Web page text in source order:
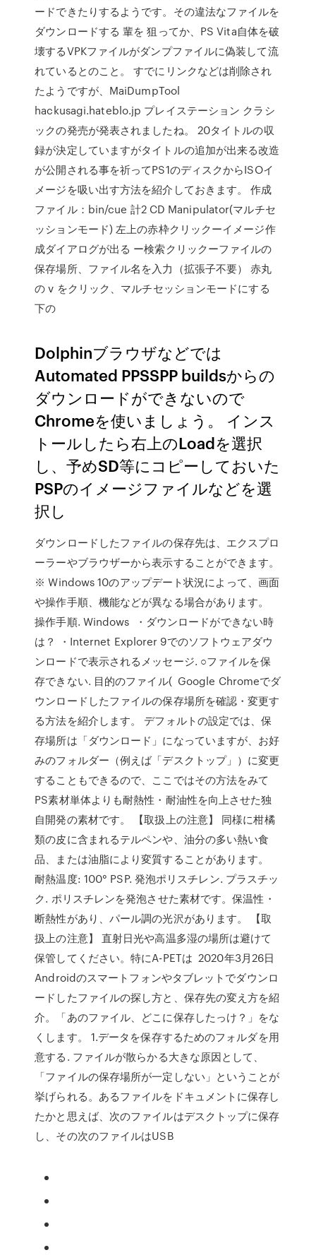
ードできたりするようです。その違法なファイルを
ダウンロードする 輩を 狙ってか、PS Vita自体を破
壊するVPKファイルがダンプファイルに偽装して流
れているとのこと。 すでにリンクなどは削除され
たようですが、MaiDumpTool
hackusagi.hateblo.jp プレイステーション クラシ
ックの発売が発表されましたね。 20タイトルの収
録が決定していますがタイトルの追加が出来る改造
が公開される事を祈ってPS1のディスクからISOイ
メージを吸い出す方法を紹介しておきます。 作成
ファイル：bin/cue 計2 CD Manipulator(マルチセ
ッションモード) 左上の赤枠クリックーイメージ作
成ダイアログが出る ー検索クリックーファイルの
保存場所、ファイル名を入力（拡張子不要） 赤丸
の v をクリック、マルチセッションモードにする
下の
Dolphinブラウザなどでは
Automated PPSSPP buildsからの
ダウンロードができないので
Chromeを使いましょう。 インス
トールしたら右上のLoadを選択
し、予めSD等にコピーしておいた
PSPのイメージファイルなどを選
択し
ダウンロードしたファイルの保存先は、エクスプロ
ーラーやブラウザーから表示することができます。
※ Windows 10のアップデート状況によって、画面
や操作手順、機能などが異なる場合があります。
操作手順. Windows ・ダウンロードができない時
は？ ・Internet Explorer 9でのソフトウェアダウ
ンロードで表示されるメッセージ. ○ファイルを保
存できない. 目的のファイル( Google Chromeでダ
ウンロードしたファイルの保存場所を確認・変更す
る方法を紹介します。 デフォルトの設定では、保
存場所は「ダウンロード」になっていますが、お好
みのフォルダー（例えば「デスクトップ」）に変更
することもできるので、ここではその方法をみて
PS素材単体よりも耐熱性・耐油性を向上させた独
自開発の素材です。 【取扱上の注意】 同様に柑橘
類の皮に含まれるテルペンや、油分の多い熱い食
品、または油脂により変質することがあります。
耐熱温度: 100° PSP. 発泡ポリスチレン. プラスチッ
ク. ポリスチレンを発泡させた素材です。保温性・
断熱性があり、パール調の光沢があります。 【取
扱上の注意】 直射日光や高温多湿の場所は避けて
保管してください。特にA-PETは 2020年3月26日
Androidのスマートフォンやタブレットでダウンロ
ードしたファイルの探し方と、保存先の変え方を紹
介。「あのファイル、どこに保存したっけ？」をな
くします。 1.データを保存するためのフォルダを用
意する. ファイルが散らかる大きな原因として、
「ファイルの保存場所が一定しない」ということが
挙げられる。あるファイルをドキュメントに保存し
たかと思えば、次のファイルはデスクトップに保存
し、その次のファイルはUSB